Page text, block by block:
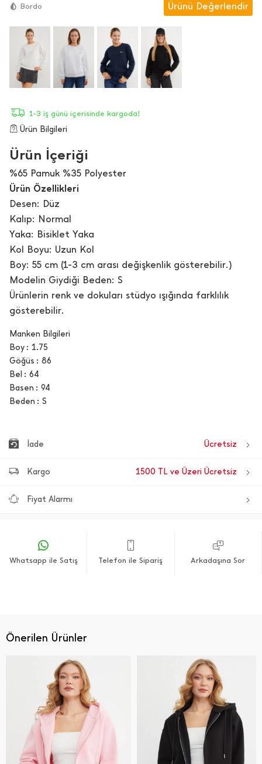
Bordo Ürünü Değerlendir
1-3 iş günü içerisinde kargoda!
Ürün Bilgileri
Ürün İçeriği
%65 Pamuk %35 Polyester
Ürün Özellikleri
Desen: Düz
Kalıp: Normal
Yaka: Bisiklet Yaka
Kol Boyu: Uzun Kol
Boy: 55 cm (1-3 cm arası değişkenlik gösterebilir.)
Modelin Giydiği Beden: S
Ürünlerin renk ve dokuları stüdyo ışığında farklılık
gösterebilir.
Manken Bilgileri
Boy
1.75
Göğüs
86
Bel
64
Basen
94
Beden
S
İade Ücretsiz
Kargo 1500 TL ve Üzeri Ücretsiz
Fiyat Alarmı
Whatsapp ile Satış Telefon ile Sipariş Arkadaşına Sor
Önerilen Ürünler